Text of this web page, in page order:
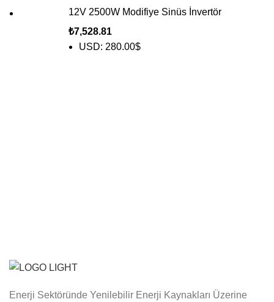
12V 2500W Modifiye Sinüs İnvertör
₺7,528.81
USD: 280.00$
Enerji Sektöründe Yenilebilir Enerji Kaynakları Üzerine